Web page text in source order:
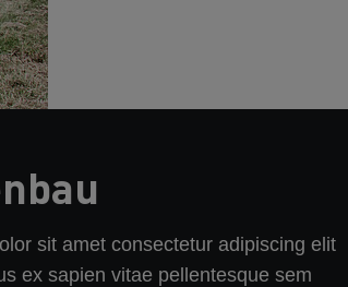
sit amet consectetur adipiscing elit
ex sapien vitae pellentesque sem